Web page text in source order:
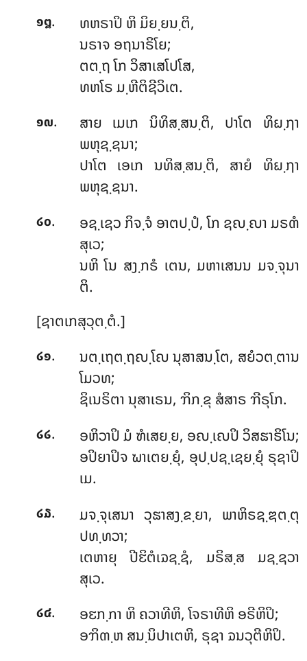
໑໘.
ທຫຣາປິ ຫິ ມິຍ຺ຍນ຺ຕິ,
ນຣາຈ ອຖນາຣິໂຍ;
ຕຕ຺ຖ ໂກ ວິສາເສໂປໂສ,
ທຫໂຣ ມ຺ຫີຕິຊີວິເຕ.
໑໙. ສາຍ ເມເກ ນິທິສ຺ສນ຺ຕິ, ປາໂຕ ທິຏ຺ຐາ
ພຫຸຊ຺ຊນາ;
ປາໂຕ ເອເກ ນທິສ຺ສນ຺ຕິ, ສາຍໍ ທິຏ຺ຐາ
ພຫຸຊ຺ຊນາ.
໒໐.
ອຊ຺ເຊວ ກິຈ຺ຈໍ ອາຕປ຺ປໍ, ໂກ ຊຎ຺ຎາ ມຣຓໍ
ສຸເວ;
ນຫິ ໂນ ສງ຺ກຣໍ ເຕນ, ມຫາເສນນ ມຈ຺ຈຸນາ
ຕິ.
[ຊາຕເກສຸວຸຕ຺ຕໍ.]
໒໑. ນຕ຺ເຖຕ຺ຖຎ຺ໂຎນຸສາສນ຺ໂຕ, ສຍໍວຕ຺ຕານ
ໂມວທ;
ຊິເນຣິຕາ ນຸສາເຣນ, ຠິກ຺ຂຸ ສໍສາຣ ຠີຣຸໂກ.
໒໒. ອຫິວາປິມໍ ຑໍເສຍ຺ຍ, ອຎ຺ເຎປິ ວິສຘາຣິໂນ;
ອປິຍາປິຈ ຆາເຕຍ຺ຍຸໍ, ອຸປ຺ປຊ຺ເຊຍ຺ຍຸໍ ຣຸຊາປິ
ເມ.
໒໓.
ມຈ຺ຈຸເສນາ ວຸຘາສງ຺ຂ຺ຍາ, ພາຫິຣຊ຺ຌຕ຺ຕຸ
ປທ຺ທວາ;
ເຕຫາຍຸ ປີຬິຕໍເຉຊ຺ຊໍ, ມຣິສ຺ສ ມຊ຺ຊວາ
ສຸເວ.
໒໔. ອຬກ຺ກາ ຫິ ຄວາທີຫິ, ໂຈຣາທີຫິ ອຣີຫິປິ;
ອຠິຓ຺ຫ ສນ຺ນິປາເຕຫິ, ຣຸຊາ ຉນວຸຕີຫິປິ.